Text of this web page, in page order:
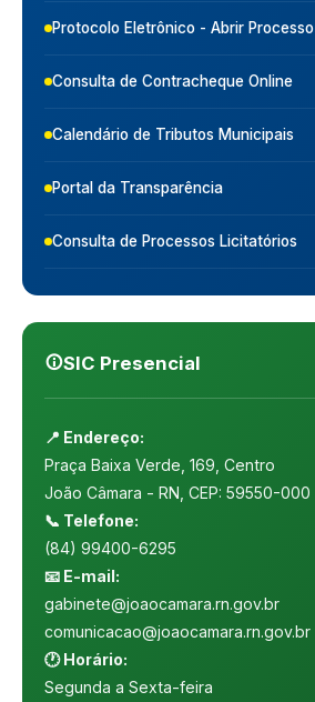
Protocolo Eletrônico - Abrir Processo
Consulta de Contracheque Online
Calendário de Tributos Municipais
Portal da Transparência
Consulta de Processos Licitatórios
SIC Presencial
📍 Endereço:
Praça Baixa Verde, 169, Centro
João Câmara - RN, CEP: 59550-000
📞 Telefone:
(84) 99400-6295
📧 E-mail:
gabinete@joaocamara.rn.gov.br
comunicacao@joaocamara.rn.gov.br
🕐 Horário:
Segunda a Sexta-feira